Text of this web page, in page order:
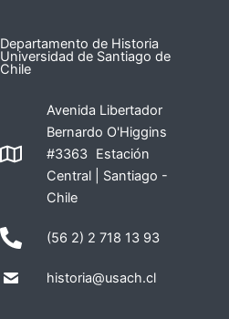
Departamento de Historia
Universidad de Santiago de
Chile
Avenida Libertador
Bernardo O'Higgins
#3363 Estación
Central | Santiago -
Chile
(56 2) 2 718 13 93
historia@usach.cl